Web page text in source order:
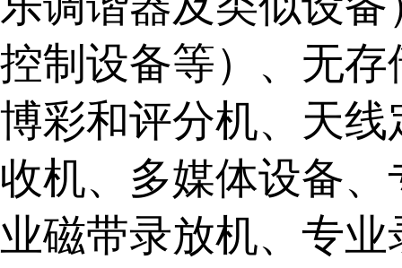
控制设备等）、无
博彩和评分机、天
收机、多媒体设备
业磁带录放机、专